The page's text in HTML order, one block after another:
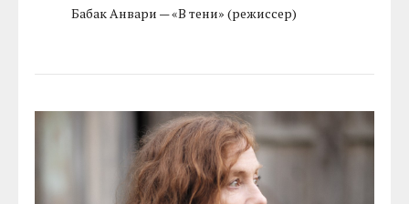
Бабак Анвари — «В тени» (режиссер)